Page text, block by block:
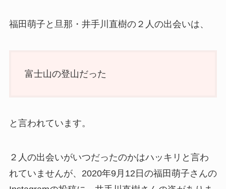
福田萌子と旦那・井手川直樹の２人の出会いは、
富士山の登山だった
と言われています。
２人の出会いがいつだったのかはハッキリと言わ
れていませんが、2020年9月12日の福田萌子さんの